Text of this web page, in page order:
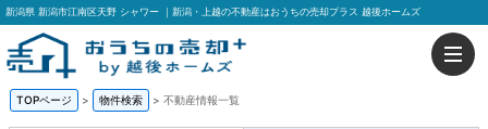
新潟県 新潟市江南区天野 シャワー ｜新潟・上越の不動産はおうちの売却プラス 越後ホームズ
TOPページ > 物件検索 > 不動産情報一覧